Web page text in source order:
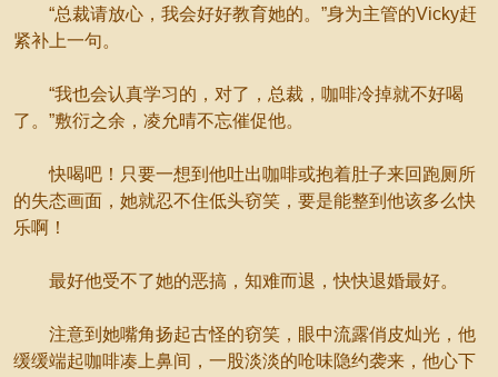
“总裁请放心，我会好好教育她的。”身为主管的Vicky赶
紧补上一句。
“我也会认真学习的，对了，总裁，咖啡冷掉就不好喝
了。”敷衍之余，凌允晴不忘催促他。
快喝吧！只要一想到他吐出咖啡或抱着肚子来回跑厕所
的失态画面，她就忍不住低头窃笑，要是能整到他该多么快
乐啊！
最好他受不了她的恶搞，知难而退，快快退婚最好。
注意到她嘴角扬起古怪的窃笑，眼中流露俏皮灿光，他
缓缓端起咖啡凑上鼻间，一股淡淡的呛味隐约袭来，他心下